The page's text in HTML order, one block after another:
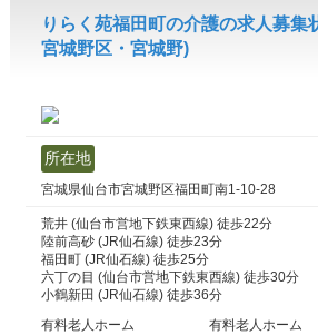
りらく苑福田町の介護の求人募集
宮城野区・宮城野)
所在地
宮城県仙台市宮城野区福田町南1-10-28
荒井 (仙台市営地下鉄東西線) 徒歩22分
陸前高砂 (JR仙石線) 徒歩23分
福田町 (JR仙石線) 徒歩25分
六丁の目 (仙台市営地下鉄東西線) 徒歩30分
小鶴新田 (JR仙石線) 徒歩36分
有料老人ホーム
有料老人ホーム